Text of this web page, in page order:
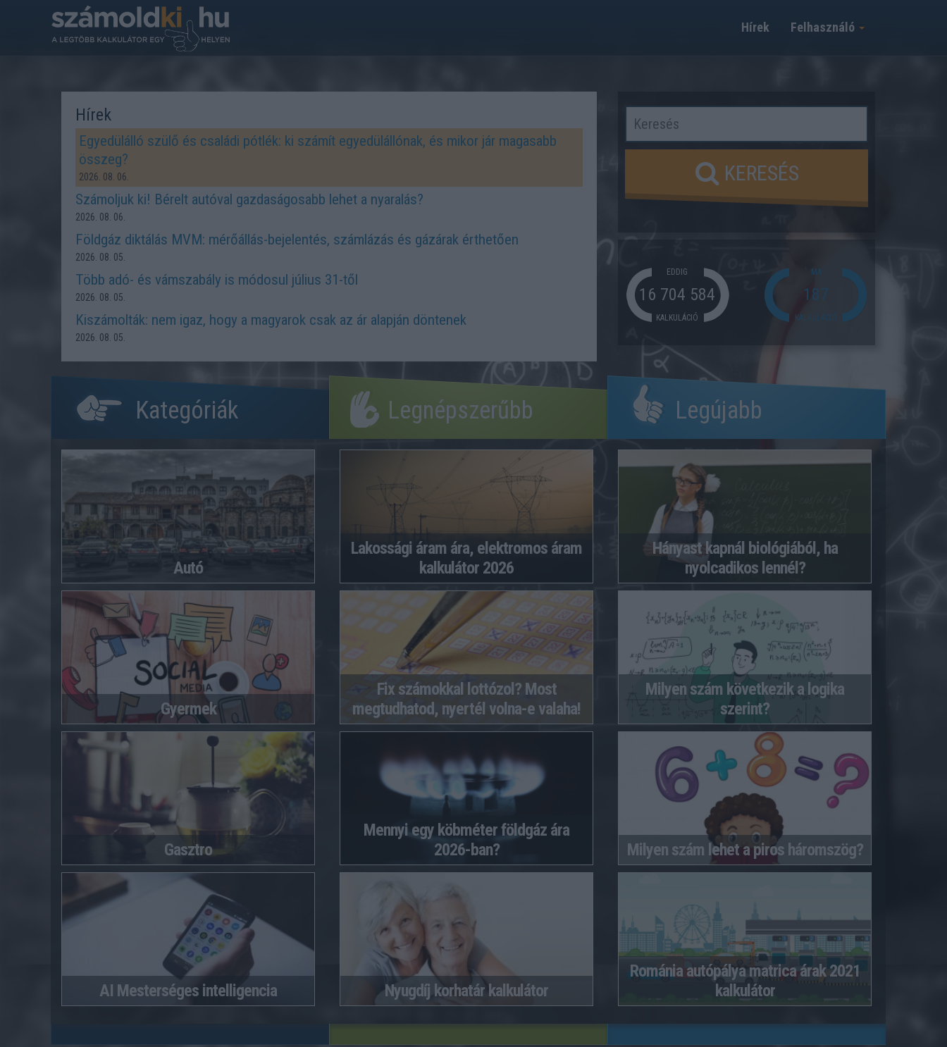
Felhasználó
Hírek
Hírek
Egyedülálló szülő és családi pótlék: ki számít egyedülállónak, és mikor jár magasabb
összeg?
2026. 08. 06.
Számoljuk ki! Bérelt autóval gazdaságosabb lehet a nyaralás?
2026. 08. 06.
Földgáz diktálás MVM: mérőállás-bejelentés, számlázás és gázárak érthetően
2026. 08. 05.
Több adó- és vámszabály is módosul július 31-től
2026. 08. 05.
Kiszámolták: nem igaz, hogy a magyarok csak az ár alapján döntenek
2026. 08. 05.
KERESÉS
EDDIG
16 704 584
KALKULÁCIÓ
MA
187
KALKULÁCIÓ
Kategóriák
Autó
Gyermek
Gasztro
AI Mesterséges intelligencia
Legnépszerűbb
Lakossági áram ára, elektromos áram
kalkulátor 2026
Fix számokkal lottózol? Most
megtudhatod, nyertél volna-e valaha!
Mennyi egy köbméter földgáz ára
2026-ban?
Nyugdíj korhatár kalkulátor
Legújabb
Hányast kapnál biológiából, ha
nyolcadikos lennél?
Milyen szám következik a logika
szerint?
Milyen szám lehet a piros háromszög?
Románia autópálya matrica árak 2021
kalkulátor